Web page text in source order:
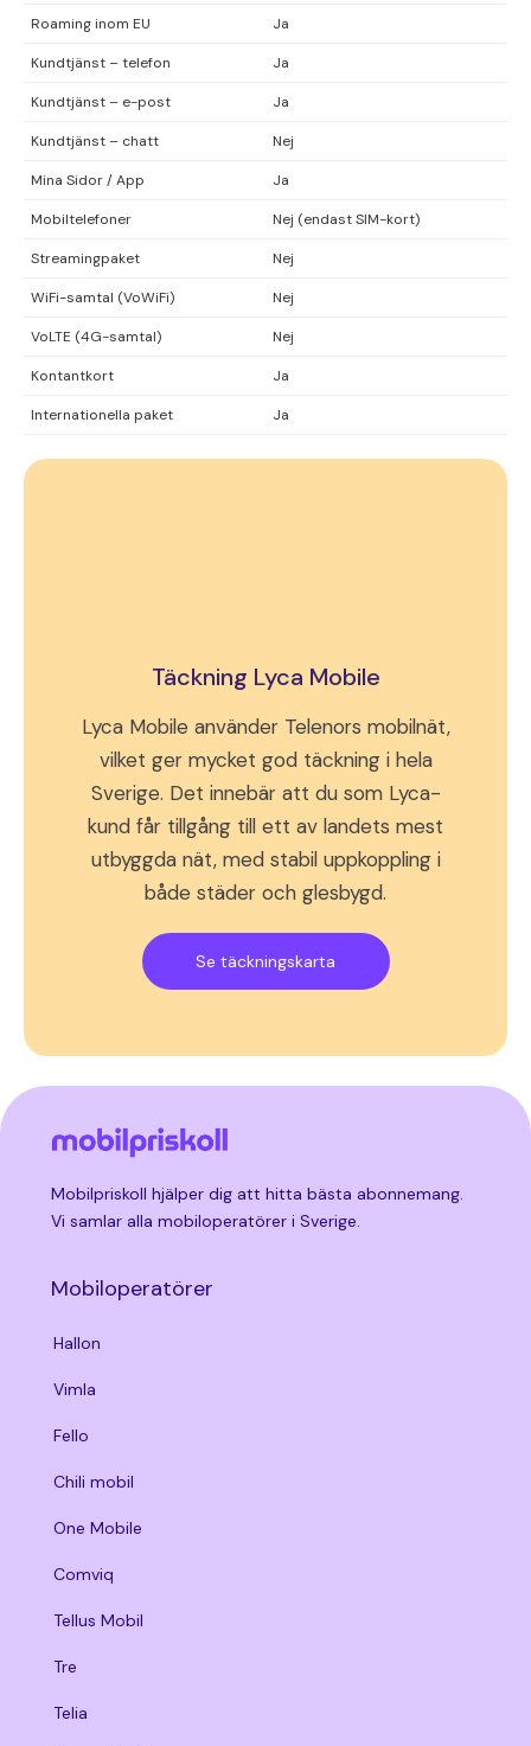
Roaming inom EU Ja
Kundtjänst – telefon Ja
Kundtjänst – e-post Ja
Kundtjänst – chatt Nej
Mina Sidor / App Ja
Mobiltelefoner Nej (endast SIM-kort)
Streamingpaket Nej
WiFi-samtal (VoWiFi) Nej
VoLTE (4G-samtal) Nej
Kontantkort Ja
Internationella paket Ja
Täckning Lyca Mobile
Lyca Mobile använder Telenors mobilnät,
vilket ger mycket god täckning i hela
Sverige. Det innebär att du som Lyca-
kund får tillgång till ett av landets mest
utbyggda nät, med stabil uppkoppling i
både städer och glesbygd.
Se täckningskarta
Mobilpriskoll hjälper dig att hitta bästa abonnemang.
Vi samlar alla mobiloperatörer i Sverige.
Mobiloperatörer
Hallon
Vimla
Fello
Chili mobil
One Mobile
Comviq
Tellus Mobil
Tre
Telia